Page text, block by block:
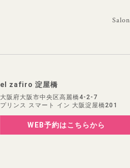
Salon
el zafiro 淀屋橋
大阪府大阪市中央区高麗橋4-2-7
プリンス スマート イン 大阪淀屋橋201
WEB予約はこちらから